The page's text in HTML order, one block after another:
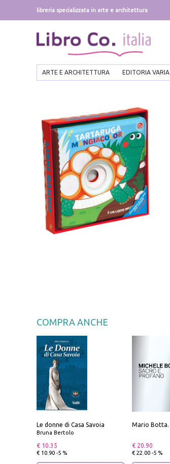
libreria specializzata in arte e architettura
ARTE E ARCHITETTURA EDITORIA VARIA
COMPRA ANCHE
Le donne di Casa Savoia
Bruna Bertolo
€ 10.35
€ 10.90 -5 %
€ 20.90
€ 22.00 -5 %